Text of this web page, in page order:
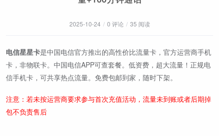
2025-10-24 / 0 评论 / 35 阅读
电信星星卡是中国电信官方推出的高性价比流量卡，官方运营商手机
卡，非物联卡。中国电信APP可查套餐。低资费，超大流量！正规电
信手机卡，可共享热点流量。免费包邮到家，随时下架。
注意：若未按运营商要求参与首次充值活动，流量未到账或者后期掉
包不负责售后